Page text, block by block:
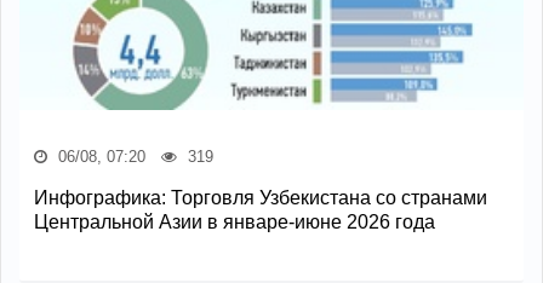
06/08, 07:20 319
Инфографика: Торговля Узбекистана со странами
Центральной Азии в январе-июне 2026 года